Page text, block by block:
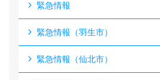
緊急情報
緊急情報（羽生市）
緊急情報（仙北市）